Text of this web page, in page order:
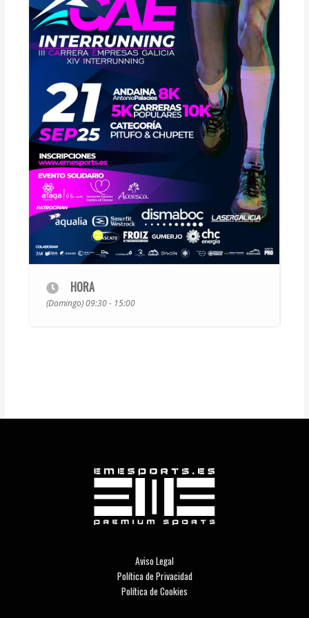
HORA
(Domingo) 09:30 - 15:00
Aviso Legal
Política de Privacidad
Política de Cookies